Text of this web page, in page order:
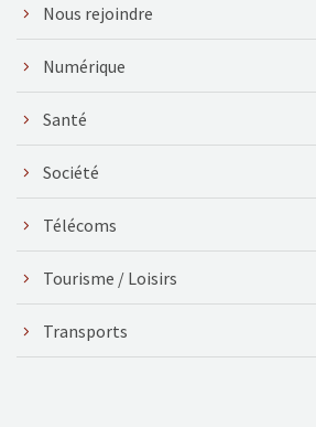
Nous rejoindre
Numérique
Santé
Société
Télécoms
Tourisme / Loisirs
Transports